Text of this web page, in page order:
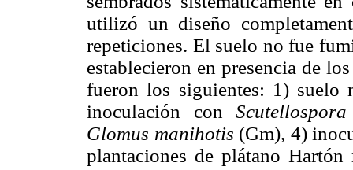
utilizó un diseño
repeticiones. El suelo no fue
establecieron en presencia de
fueron los siguientes: 1)
inoculación con
Glomus manihotis (Gm), 4)
plantaciones de plátano